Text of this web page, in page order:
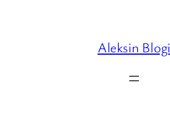
Aleksin Blogi